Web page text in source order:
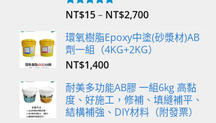
評分5.00
NT$15– NT$2,700
環氧樹脂Epoxy中塗(砂漿材)AB
劑一組（4KG+2KG）
NT$1,400
耐美多功能AB膠 一組6kg 高黏
度、好施工，修補、填縫補平、
結構補強、DIY材料（附發票）